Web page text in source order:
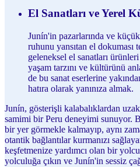
El Sanatları ve Yerel
Junín'in pazarlarında ve
ruhunu yansıtan el
geleneksel el sanatları
yaşam tarzını ve kültürünü
de bu sanat eserlerine
hatıra olarak yanınıza almak.
Junín, gösterişli kalabalıklardan
samimi bir Peru deneyimi sunuyor.
bir yer görmekle kalmayıp, aynı
otantik bağlantılar kurmanızı
keşfetmenize yardımcı olan bir
yolculuğa çıkın ve Junín'in sessiz